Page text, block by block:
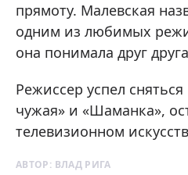
прямоту. Малевская
одним из любимых
она понимала друг
Режиссер успел
чужая» и «Шаманка»,
телевизионном
АВТОР: ВЛАД РИГА